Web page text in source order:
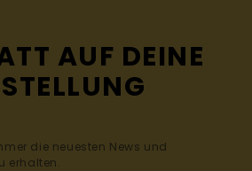
AUF DEINE
die neuesten News und
erhalten.